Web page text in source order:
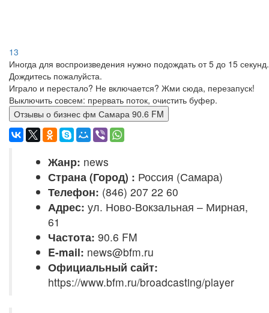
13
Иногда для воспроизведения нужно подождать от 5 до 15 секунд.
Дождитесь пожалуйста.
Играло и перестало? Не включается? Жми сюда, перезапуск!
Выключить совсем: прервать поток, очистить буфер.
Отзывы о бизнес фм Самара 90.6 FM
Жанр: news
Страна (Город) : Россия (Самара)
Телефон: (846) 207 22 60
Адрес: ул. Ново-Вокзальная – Мирная,
61
Частота: 90.6 FM
E-mail: news@bfm.ru
Официальный сайт:
https://www.bfm.ru/broadcasting/player